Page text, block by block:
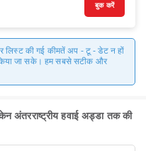
बुक करें
लिस्ट की गई कीमतें अप - टू - डेट न हों
जा सके। हम सबसे सटीक और
अंतरराष्ट्रीय हवाई अड्डा तक की